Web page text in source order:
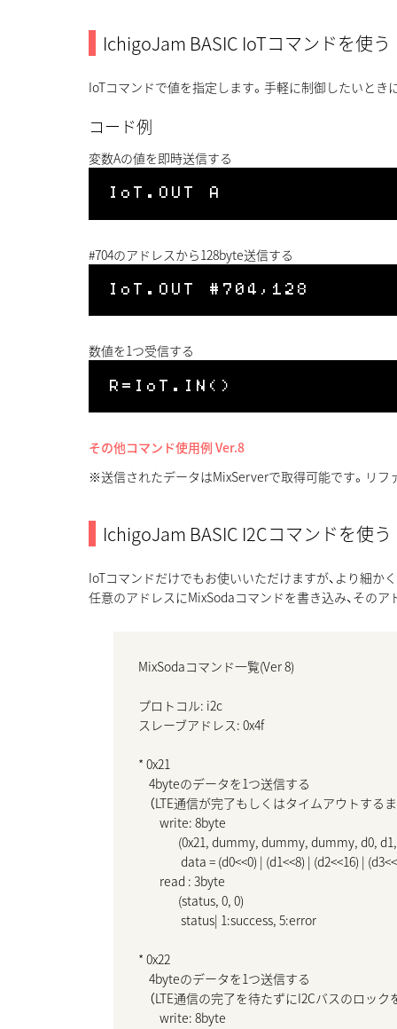
IchigoJam BASIC IoTコマンドを使う
IoTコマンドで値を指定します。手軽に制御したいとき
コード例
変数Aの値を即時送信する
#704のアドレスから128byte送信する
数値を1つ受信する
その他コマンド使用例 Ver.8
※送信されたデータはMixServerで取得可能です。リフ
IchigoJam BASIC I2Cコマンドを使う
IoTコマンドだけでもお使いいただけますが、より細
任意のアドレスにMixSodaコマンドを書き込み、その
MixSodaコマンド一覧(Ver 8)
プロトコル: i2c
スレーブアドレス: 0x4f
* 0x21
    4byteのデータを1つ送信する
（LTE通信が完了もしくはタイムアウトする
        write: 8byte
(0x21, dummy, dummy, dummy, d0,
data = (d0<<0) | (d1<<8) | (d2<<16) |
        read : 3byte
               (status, 0, 0)
                status| 1:success, 5:error
* 0x22
    4byteのデータを1つ送信する
（LTE通信の完了を待たずにI2Cバスのロック
        write: 8byte